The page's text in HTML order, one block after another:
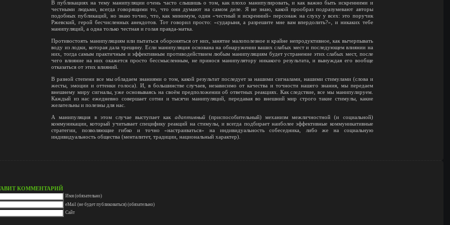
В публикациях на тему манипуляции очень часто слышишь о том, как плохо манипулировать, и как важно быть искренними и
честными людьми, всегда говорящими то, что они думают на самом деле. Я не знаю, какой прообраз подразумевают авторы
подобных публикаций, но знаю точно, что, как минимум, один «честный и искренний» персонаж на слуху у всех: это поручик
Ржевский, герой бесчисленных анекдотов. Тот говорил просто: «сударыня, а разрешите мне вам впердолить?», и никаких тебе
манипуляций, а одна только честная и голая правда-матка.
Противостоять манипуляциям или пытаться обороняться от них, занятие малополезное и крайне непродуктивное, как вычерпывать
воду из лодки, которая дала трещину. Если манипуляция основана на обнаружении ваших слабых мест и последующем влиянии на
них, тогда самым практичным и эффективным противодействием любым манипуляциям будет устранение этих слабых мест, после
чего влияние на них окажется просто бессмысленным, не принося манипулятору никакого результата, и вынуждая его вообще
отказаться от этих влияний.
В разной степени все мы обладаем знаниями о том, какой результат последует за нашими сигналами, нашими стимулами (слова и
жесты, эмоции и оттенки голоса). И, в большинстве случаев, независимо от качества и точности нашего знания, мы передаем
внешнему миру сигналы, уже основываясь на своём предположении об ответных реакциях. Как следствие, все мы манипулируем.
Каждый из нас ежедневно совершает сотни и тысячи манипуляций, передавая во внешний мир строго такие стимулы, какие
желательны и полезны для нас.
А манипуляция в этом случае выступает как адаптивный(приспособительный) механизм межличностной (и социальной)
коммуникации, который учитывает специфику реакций на стимулы, и всегда подбирает наиболее эффективные коммуникативные
стратегии, позволяющие гибко и точно «настраиваться» на индивидуальность собеседника, либо же на социальную
индивидуальность общества (менталитет, традиции, национальный характер).
КОММЕНТАРИЙ
Имя (обязательно)
eMail (не будет публиковаться) (обязательно)
Сайт